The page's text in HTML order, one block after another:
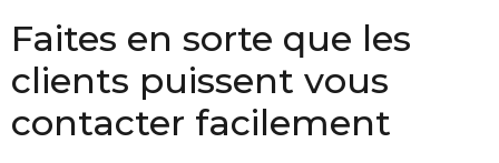
Faites en sorte que les
clients puissent vous
contacter facilement